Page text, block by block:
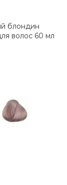
блондин
волос 60 мл